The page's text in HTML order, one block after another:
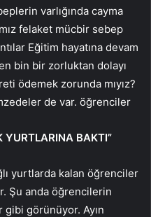
varlığında cayma
felaket mücbir sebep
Eğitim hayatına devam
bin bir zorluktan dolayı
ödemek zorunda mıyız?
de var. öğrenciler
YURTLARINA BAKTI”
yurtlarda kalan öğrenciler
Şu anda öğrencilerin
gibi görünüyor. Ayın